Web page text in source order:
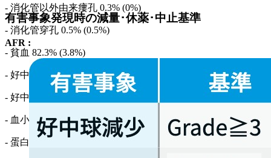
有害事象発現時の減量･休薬･中止基準
AFR :
- 消化管以外由来瘻孔 0.3% (0%)
- 消化管穿孔 0.5% (0.5%)
- 貧血 82.3% (3.8%)
- 好中球減少 67.8% (36.7%)
- 好中球減少性合併症 6.5% (5.7%)
- 血小板減少 47.4% (3.4%)
- 蛋白尿 62.2% (7.8%)